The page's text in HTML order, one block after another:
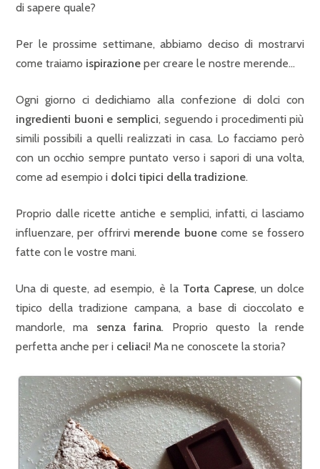
di sapere quale?
Per le prossime settimane, abbiamo deciso di mostrarvi
come traiamo ispirazione per creare le nostre merende…
Ogni giorno ci dedichiamo alla confezione di dolci con
ingredienti buoni e semplici, seguendo i procedimenti più
simili possibili a quelli realizzati in casa. Lo facciamo però
con un occhio sempre puntato verso i sapori di una volta,
come ad esempio i dolci tipici della tradizione.
Proprio dalle ricette antiche e semplici, infatti, ci lasciamo
influenzare, per offrirvimerende buonecome se fossero
fatte con le vostre mani.
Una di queste, ad esempio, è la Torta Caprese, un dolce
tipico della tradizione campana, a base di cioccolato e
mandorle, ma senza farina. Proprio questo la rende
perfetta anche per i celiaci! Ma ne conoscete la storia?